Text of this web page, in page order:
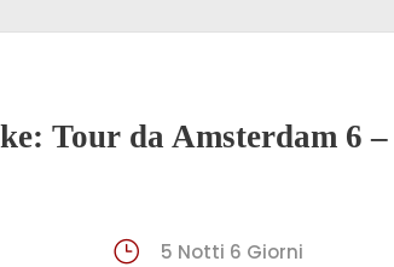
Tour da Amsterdam 6
5 Notti 6 Giorni